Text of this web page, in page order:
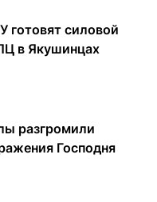
готовят силовой
в Якушинцах
разгромили
Господня